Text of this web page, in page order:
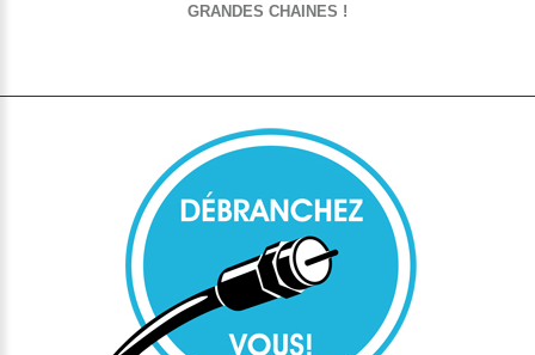
GRANDES CHAINES !